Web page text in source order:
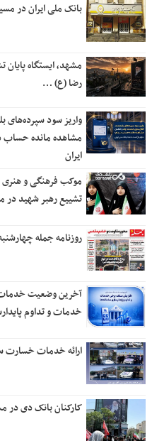
بانک ملی ایران در
مشهد، ایستگاه پایان
رضا (ع) …
واریز سود
مشاهده مانده حساب
ایران
موکب فرهنگی و هنری
تشییع رهبر شهید
روزنامه جمله چهارشنبه ۱۷ تیر
آخرین وضعیت
خدمات و تداوم
ارائه خدمات خسارت
کارکنان بانک دی در